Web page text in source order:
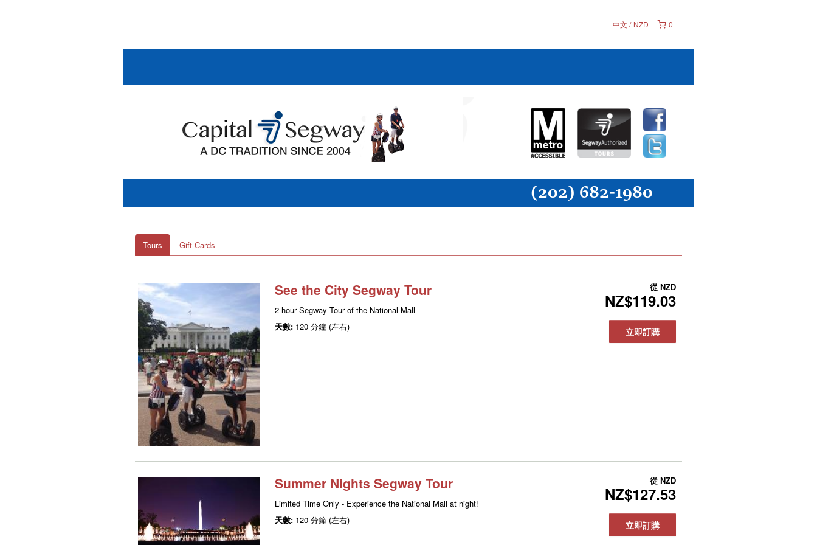
0
中文 NZD
Tours Gift Cards
See the City Segway Tour
2-hour Segway Tour of the National Mall
天數: 120 分鐘 (左右)
從 NZD
NZ$119.03
立即訂購
Summer Nights Segway Tour
Limited Time Only - Experience the National Mall at night!
天數: 120 分鐘 (左右)
從 NZD
NZ$127.53
立即訂購